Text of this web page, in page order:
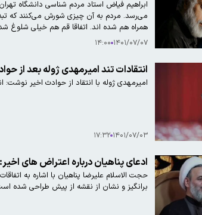
می‌رسد. مردم به آن چیزی شورش می‌کنند که
همراه هم شده اند. اتفاقا قم هم خیلی
۱۴۰۱/۰۷/۰۷ ۱۴:۰۰
انتقادات تند امیرمهدی ژوله بعد از
امیرمهدی ژوله با انتقاد از حوادث اخیر
۱۴۰۱/۰۷/۰۳ ۱۷:۳۲
ادعای پناهیان درباره اعتراض های اخیر: آمادگی سریع کومله و عناصر ضد انقلاب، نشان از یک نقشه از پیش طراحی شده دارد
حجت الاسلام علیرضا پناهیان با اشاره به
برانگیز و نشان از نقشه از پیش طراحی شده